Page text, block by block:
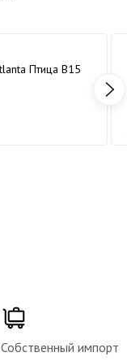
Птица В15
Собственный импорт